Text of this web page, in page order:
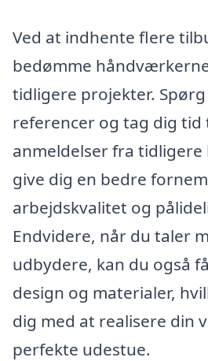
Ved at indhente flere
bedømme
tidligere projekter.
referencer og tag dig tid
anmeldelser fra tidligere
give dig en bedre
arbejdskvalitet og
Endvidere, når du taler
udbydere, kan du også
design og materialer,
dig med at realisere din
perfekte udestue.